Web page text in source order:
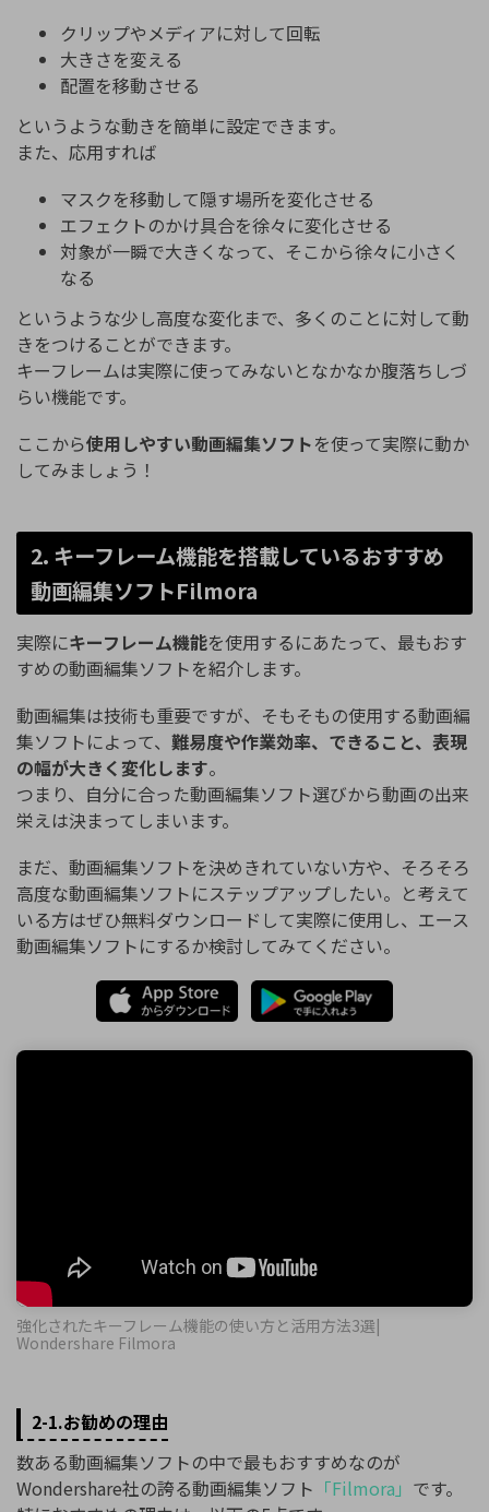
クリップやメディアに対して回転
大きさを変える
配置を移動させる
というような動きを簡単に設定できます。
また、応用すれば
マスクを移動して隠す場所を変化させる
エフェクトのかけ具合を徐々に変化させる
対象が一瞬で大きくなって、そこから徐々に小さく
なる
というような少し高度な変化まで、多くのことに対して動
きをつけることができます。
キーフレームは実際に使ってみないとなかなか腹落ちしづ
らい機能です。
ここから使用しやすい動画編集ソフトを使って実際に動か
してみましょう！
2. キーフレーム機能を搭載しているおすすめ
動画編集ソフトFilmora
実際にキーフレーム機能を使用するにあたって、最もおす
すめの動画編集ソフトを紹介します。
動画編集は技術も重要ですが、そもそもの使用する動画編
集ソフトによって、 難易度や作業効率、できること、表現
の幅が大きく変化します。
つまり、自分に合った動画編集ソフト選びから動画の出来
栄えは決まってしまいます。
まだ、動画編集ソフトを決めきれていない方や、そろそろ
高度な動画編集ソフトにステップアップしたい。と考えて
いる方はぜひ無料ダウンロードして実際に使用し、エース
動画編集ソフトにするか検討してみてください。
強化されたキーフレーム機能の使い方と活用方法3選|
Wondershare Filmora
2-1.お勧めの理由
数ある動画編集ソフトの中で最もおすすめなのが
Wondershare社の誇る動画編集ソフト 「Filmora」 です。